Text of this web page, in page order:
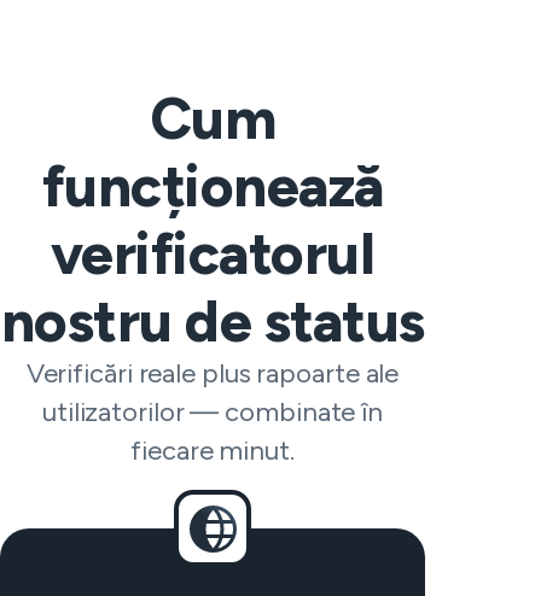
Cum
funcționează
verificatorul
nostru de status
Verificări reale plus rapoarte ale
utilizatorilor — combinate în
fiecare minut.